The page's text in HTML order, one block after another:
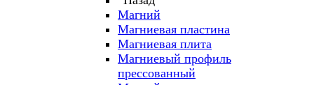
Магний
Магниевая пластина
Магниевая плита
Магниевый профиль
прессованный